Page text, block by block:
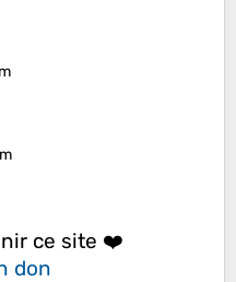
ce site ❤️
don